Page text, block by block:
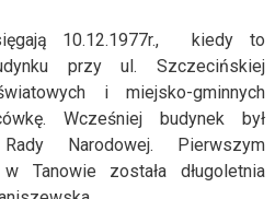
10.12.1977r., kiedy to
przy ul. Szczecińskiej
i miejsko-gminnych
Wcześniej budynek był
Narodowej. Pierwszym
Tanowie została długoletnia